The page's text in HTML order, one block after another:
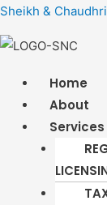
Sheikh & Chaudhri
Menu
Home
About
Services